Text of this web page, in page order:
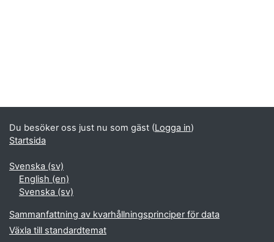
Du besöker oss just nu som gäst (Logga in)
Startsida
Svenska ‎(sv)‎
English ‎(en)‎
Svenska ‎(sv)‎
Sammanfattning av kvarhållningsprinciper för data
Växla till standardtemat